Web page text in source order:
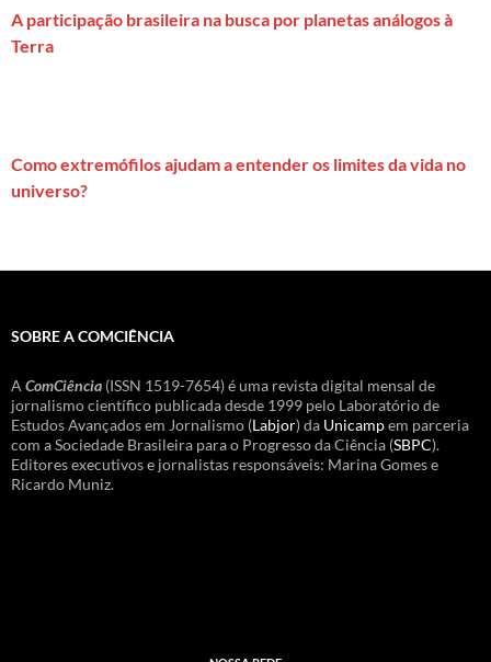
A participação brasileira na busca por planetas análogos à
Terra
Como extremófilos ajudam a entender os limites da vida no
universo?
SOBRE A COMCIÊNCIA
A ComCiência (ISSN 1519-7654) é uma revista digital mensal de
jornalismo científico publicada desde 1999 pelo Laboratório de
Estudos Avançados em Jornalismo (Labjor) da Unicampem parceria
com a Sociedade Brasileira para o Progresso da Ciência (SBPC).
Editores executivos e jornalistas responsáveis: Marina Gomes e
Ricardo Muniz.